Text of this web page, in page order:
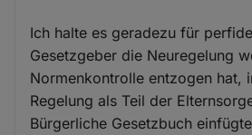
Ich halte es geradezu für
Gesetzgeber die Neuregelung
Normenkontrolle entzogen hat,
Regelung als Teil der
Bürgerliche Gesetzbuch